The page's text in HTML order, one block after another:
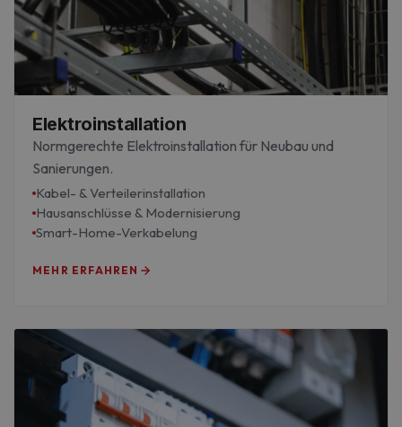
Elektroinstallation
Normgerechte Elektroinstallation für Neubau und
Sanierungen.
Kabel- & Verteilerinstallation
Hausanschlüsse & Modernisierung
Smart-Home-Verkabelung
MEHR ERFAHREN